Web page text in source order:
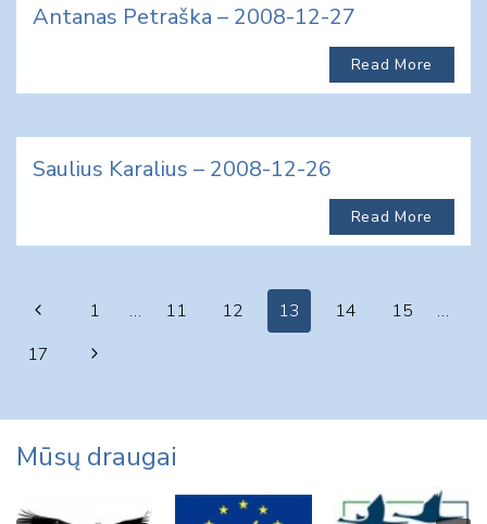
Antanas Petraška – 2008-12-27
Read More
Saulius Karalius – 2008-12-26
Read More
Page
navigation
Previous
Page
1 … 11 12 13 14 15
…
17
Next
Mūsų draugai